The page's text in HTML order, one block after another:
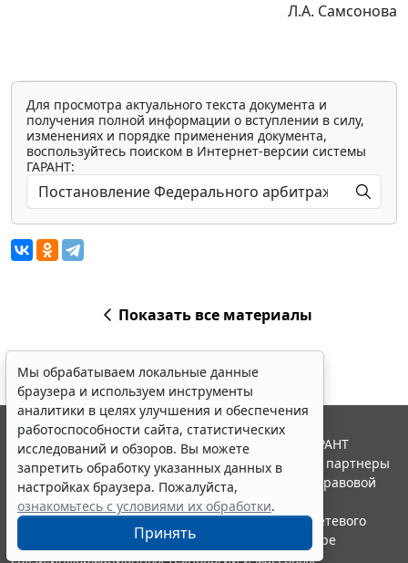
Л.А. Самсонова
Для просмотра актуального текста документа и
получения полной информации о вступлении в силу,
изменениях и порядке применения документа,
воспользуйтесь поиском в Интернет-версии системы
ГАРАНТ:
Показать все материалы
Мы обрабатываем локальные данные
браузера и используем инструменты
аналитики в целях улучшения и обеспечения
работоспособности сайта, статистических
исследований и обзоров. Вы можете
запретить обработку указанных данных в
настройках браузера. Пожалуйста,
ознакомьтесь с условиями их обработки.
Принять
© ООО "НПП "ГАРАНТ-СЕРВИС", 2026. Система ГАРАНТ
выпускается с 1990 года. Компания "Гарант" и ее партнеры
являются участниками Российской ассоциации правовой
информации ГАРАНТ.
Портал ГАРАНТ.РУ зарегистрирован в качестве сетевого
издания Федеральной службой по надзору в сфере
связи,информационных технологий и массовых